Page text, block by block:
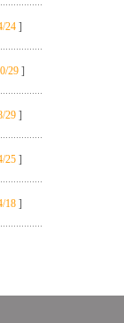
24 ]
29 ]
29 ]
25 ]
18 ]